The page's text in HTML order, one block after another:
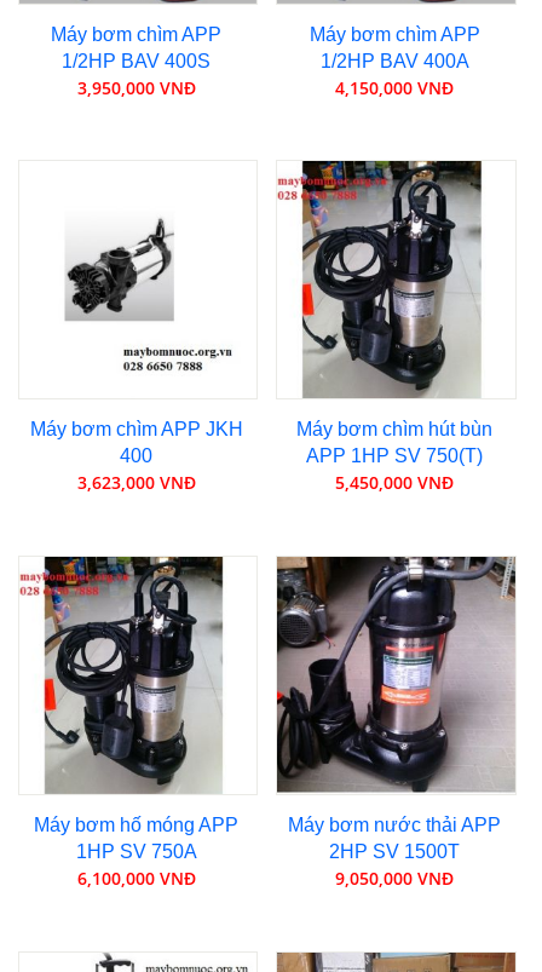
Máy bơm chìm APP
1/2HP BAV 400S
3,950,000 VNĐ
Máy bơm chìm APP
1/2HP BAV 400A
4,150,000 VNĐ
Máy bơm chìm APP JKH
400
3,623,000 VNĐ
Máy bơm chìm hút bùn
APP 1HP SV 750(T)
5,450,000 VNĐ
Máy bơm hố móng APP
1HP SV 750A
6,100,000 VNĐ
Máy bơm nước thải APP
2HP SV 1500T
9,050,000 VNĐ